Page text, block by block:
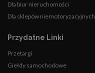
Dla biur nieruchomości
Dla sklepów niemotoryzacyjnych
Przydatne Linki
Przetargi
Giełdy samochodowe